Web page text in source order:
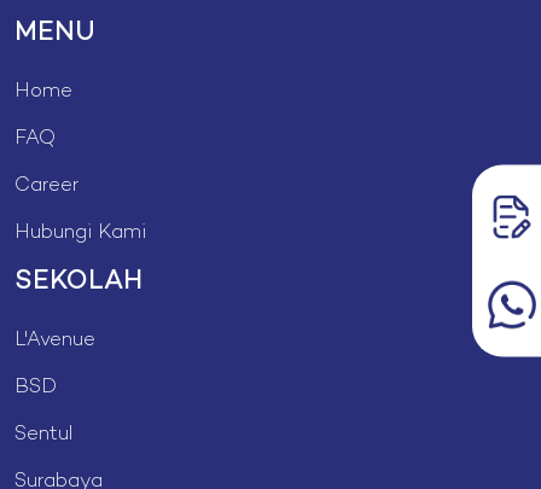
MENU
Home
FAQ
Career
Hubungi Kami
SEKOLAH
L'Avenue
BSD
Sentul
Surabaya